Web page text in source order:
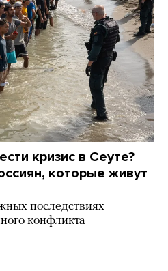
кризис в Сеуте?
которые живут
последствиях
конфликта